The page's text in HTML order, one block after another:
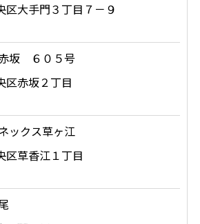
区大手門３丁目７－９
坂 ６０５号
区赤坂２丁目
ックス草ヶ江
区草香江１丁目